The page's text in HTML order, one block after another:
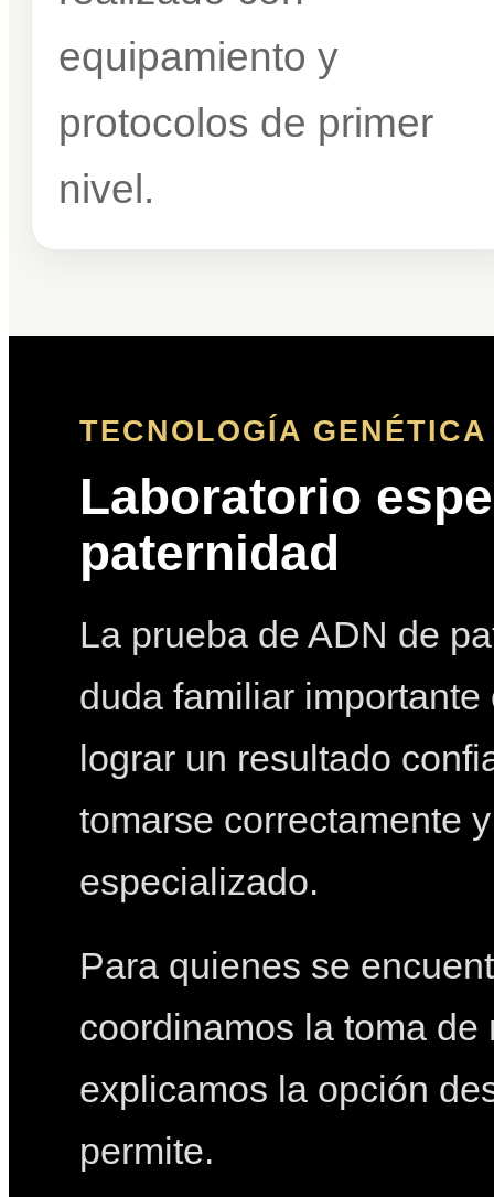
equipamiento y
protocolos de primer
nivel.
TECNOLOGÍA
Laboratorio
paternidad
La prueba de ADN de
duda familiar
lograr un resultado
tomarse correctamente
especializado.
Para quienes se
coordinamos la toma
explicamos la opción
permite.